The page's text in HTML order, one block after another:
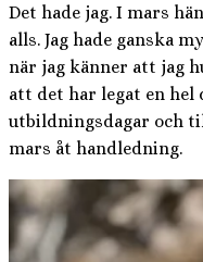
Det hade jag. I mars
alls. Jag hade ganska
när jag känner att jag
att det har legat en hel
utbildningsdagar och
mars åt handledning.